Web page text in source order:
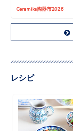
Ceramika陶器市2026
レシピ